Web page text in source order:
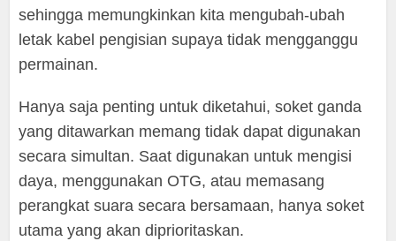
sehingga memungkinkan kita mengubah-ubah
letak kabel pengisian supaya tidak mengganggu
permainan.
Hanya saja penting untuk diketahui, soket ganda
yang ditawarkan memang tidak dapat digunakan
secara simultan. Saat digunakan untuk mengisi
daya, menggunakan OTG, atau memasang
perangkat suara secara bersamaan, hanya soket
utama yang akan diprioritaskan.